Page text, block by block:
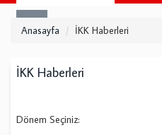
Search
this
Anasayfa İKK Haberleri
İKK Haberleri
Dönem Seçiniz: